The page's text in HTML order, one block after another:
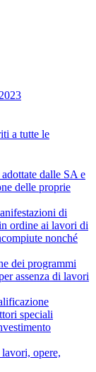
a tutte le
dalle SA e
delle proprie
di
ordine ai lavori di
nonché
dei programmi
assenza di lavori
speciali
opere,